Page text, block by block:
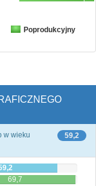
Poprodukcyjny
59,2
w wieku
69,7